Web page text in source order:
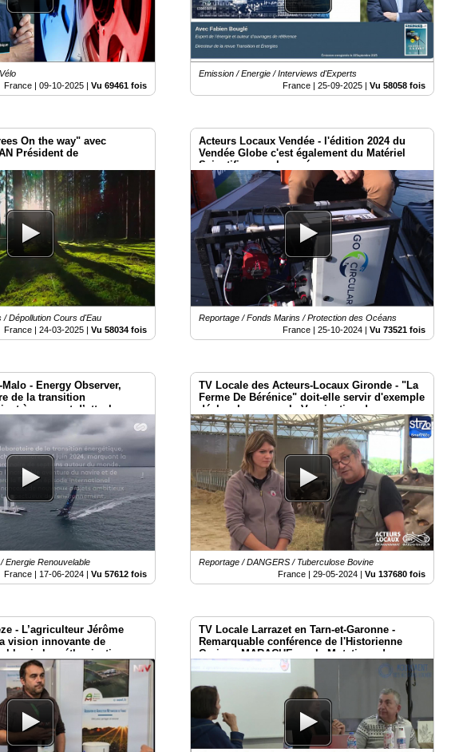
France |09-10-2025 |Vu 69461 fois
Emission / Energie / Interviews d'Experts
France | 25-09-2025| Vu 58058 fois
On the way" avec
Président de
Dépollution Cours d'Eau
France |24-03-2025 |Vu 58034 fois
Acteurs Locaux Vendée - l'édition 2024 du
Vendée Globe c'est également du Matériel
Scientifique embarqué
Reportage / Fonds Marins / Protection des Océans
France | 25-10-2024| Vu 73521 fois
- Energy Observer,
de la transition
à son port d’attache
Energie Renouvelable
France | 17-06-2024 |Vu 57612 fois
TV Locale des Acteurs-Locaux Gironde - "La
Ferme De Bérénice" doit-elle servir d'exemple
déclencheur pour la Vaccination des
Elevages Français ?
Reportage / DANGERS / Tuberculose Bovine
France | 29-05-2024| Vu 137680 fois
- L’agriculteur Jérôme
vision innovante de
via la méthanisation.
TV Locale Larrazet en Tarn-et-Garonne -
Remarquable conférence de l'Historienne
Corinne MARACHE sur la Mutations du
Monde Agricole du XIXe au XXe siècle